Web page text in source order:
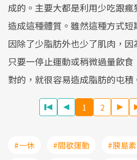
成的。主要大都是利用少吃跟
造成這種體質。雖然這種方式
因除了少脂肪外也少了肌肉，
只要一停止運動或稍微過量飲
對的，就很容易造成脂肪的屯積
1 2
#一休 #間歇運動 #胰島素